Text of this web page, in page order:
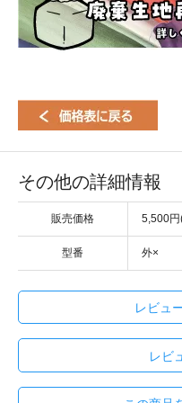
その他の詳細情報
販売価格 5,500
型番 外×
レビュ
レビ